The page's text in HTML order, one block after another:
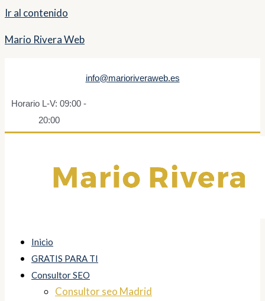
Ir al contenido
Mario Rivera Web
info@marioriveraweb.es
Horario L-V: 09:00 -
20:00
Inicio
GRATIS PARA TI
Consultor SEO
Consultor seo Madrid